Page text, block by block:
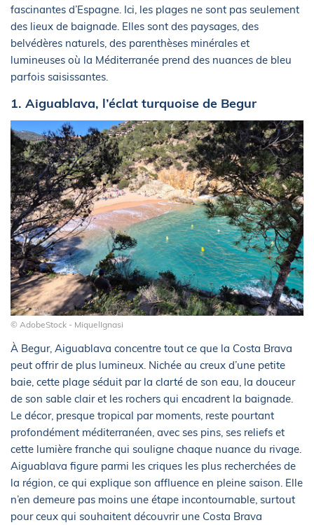
fascinantes d’Espagne. Ici, les plages ne sont pas seulement
des lieux de baignade. Elles sont des paysages, des
belvédères naturels, des parenthèses minérales et
lumineuses où la Méditerranée prend des nuances de bleu
parfois saisissantes.
1. Aiguablava, l’éclat turquoise de Begur
© AdobeStock - MiquelIgnasi
À Begur, Aiguablava concentre tout ce que la Costa Brava
peut offrir de plus lumineux. Nichée au creux d’une petite
baie, cette plage séduit par la clarté de son eau, la douceur
de son sable clair et les rochers qui encadrent la baignade.
Le décor, presque tropical par moments, reste pourtant
profondément méditerranéen, avec ses pins, ses reliefs et
cette lumière franche qui souligne chaque nuance du rivage.
Aiguablava figure parmi les criques les plus recherchées de
la région, ce qui explique son affluence en pleine saison. Elle
n’en demeure pas moins une étape incontournable, surtout
pour ceux qui souhaitent découvrir une Costa Brava